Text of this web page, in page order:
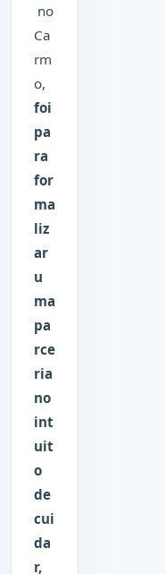
no
Ca
rm
o,
foi
pa
ra
for
ma
liz
ar
u
ma
pa
rce
ria
no
int
uit
o
de
cui
da
r,